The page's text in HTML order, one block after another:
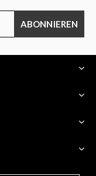
ABONNIEREN